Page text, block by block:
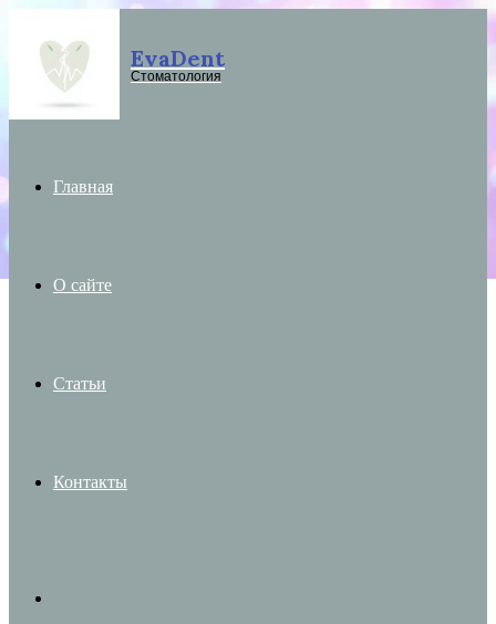
Menu EvaDent
Стоматология
Главная
О сайте
Статьи
Контакты